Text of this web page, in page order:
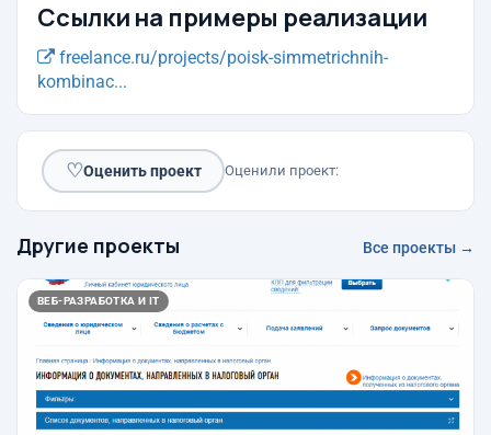
Ссылки на примеры реализации
freelance.ru/projects/poisk-simmetrichnih-
kombinac...
♡Оценить проект Оценили проект:
Другие проекты Все проекты →
ВЕБ-РАЗРАБОТКА И IT